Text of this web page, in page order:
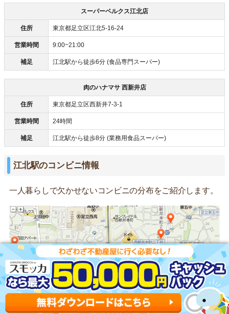
スーパーベルクス江北店
住所 東京都足立区江北5-16-24
営業時間 9:00~21:00
補足 江北駅から徒歩6分 (食品専門スーパー)
肉のハナマサ 西新井店
住所 東京都足立区西新井7-3-1
営業時間 24時間
補足 江北駅から徒歩8分 (業務用食品スーパー)
江北駅のコンビニ情報
一人暮らしで欠かせないコンビニの分布をご紹介します。